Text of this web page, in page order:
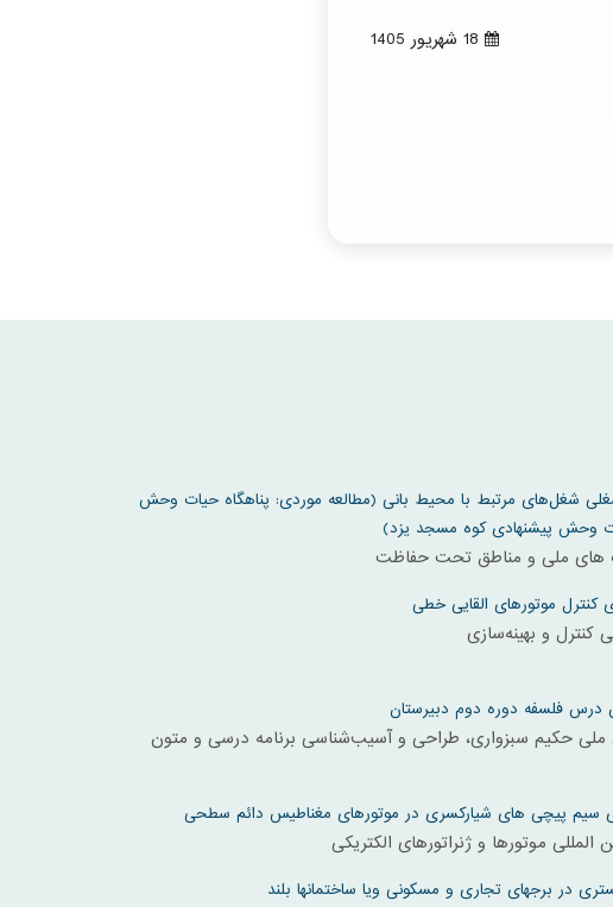
شغل‌های مرتبط با محیط بانی (مطالعه موردی: پناهگاه حیات وحش
وحش پیشنهادی کوه مسجد یزد)
های ملی و مناطق تحت حفاظت
کنترل موتورهای القایی خطی
کنترل و بهینه‌سازی
درس فلسفه دوره دوم دبیرستان
حکیم سبزواری، طراحی و آسیب‌شناسی برنامه درسی و متون
سیم پیچی های شیارکسری در موتورهای مغناطیس دائم سطحی
المللی موتورها و ژنراتورهای الکتریکی
در برجهای تجاری و مسکونی ویا ساختمانها بلند